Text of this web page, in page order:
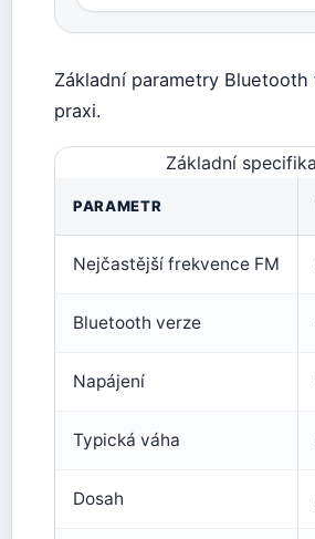
Základní parametry
praxi.
Základní
PARAMETR
Nejčastější frekvence FM
Bluetooth verze
Napájení
Typická váha
Dosah